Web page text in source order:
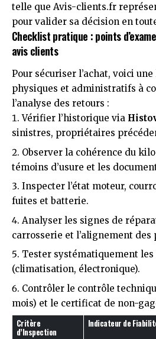
telle que Avis-clients.fr
pour valider sa décision en
Checklist pratique : points
avis clients
Pour sécuriser l’achat, voici
physiques et administratifs à
l’analyse des retours :
Vérifier l’historique via
sinistres, propriétaires
Observer la cohérence du
témoins d’usure et les
Inspecter l’état moteur,
fuites et batterie.
Analyser les signes de
carrosserie et l’alignement des
Tester systématiquement
(climatisation, électronique).
Contrôler le contrôle
mois) et le certificat de non-
Critère
d’Inspection
Indicateur de